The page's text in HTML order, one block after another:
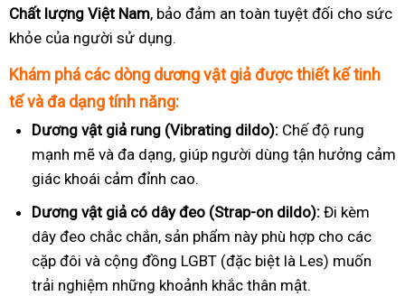
Chất lượng Việt Nam, bảo đảm an toàn tuyệt đối cho sức
khỏe của người sử dụng.
Khám phá các dòng dương vật giả được thiết kế tinh
tế và đa dạng tính năng:
Dương vật giả rung (Vibrating dildo): Chế độ rung
mạnh mẽ và đa dạng, giúp người dùng tận hưởng cảm
giác khoái cảm đỉnh cao.
Dương vật giả có dây đeo (Strap-on dildo): Đi kèm
dây đeo chắc chắn, sản phẩm này phù hợp cho các
cặp đôi và cộng đồng LGBT (đặc biệt là Les) muốn
trải nghiệm những khoảnh khắc thân mật.